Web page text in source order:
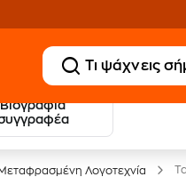
Βιογραφία
20 € Public επιστροφή
με Snappi
Λογοτεχνία